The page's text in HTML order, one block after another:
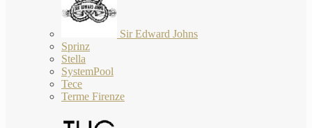
Sir Edward Johns
Sprinz
Stella
SystemPool
Tece
Terme Firenze